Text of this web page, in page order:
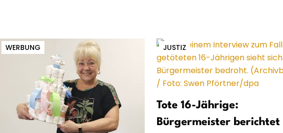
WERBUNG JUSTIZ
Tote 16-Jährige:
Bürgermeister berichtet